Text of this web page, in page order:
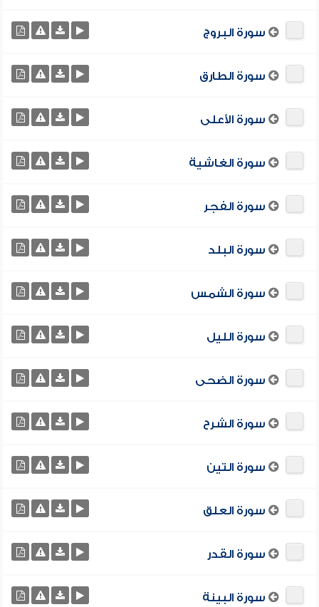
سورة البروج
سورة الطارق
سورة الأعلى
سورة الغاشية
سورة الفجر
سورة البلد
سورة الشمس
سورة الليل
سورة الضحى
سورة الشرح
سورة التين
سورة العلق
سورة القدر
سورة البينة